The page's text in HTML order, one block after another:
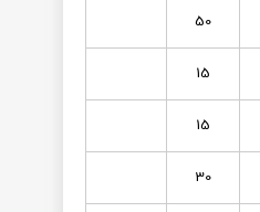
50
15
15
30